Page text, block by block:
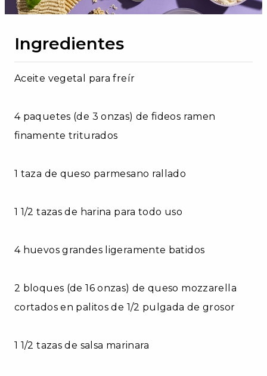
Ingredientes
Aceite vegetal para freír
4 paquetes (de 3 onzas) de fideos ramen
finamente triturados
1 taza de queso parmesano rallado
1 1/2 tazas de harina para todo uso
4 huevos grandes ligeramente batidos
2 bloques (de 16 onzas) de queso mozzarella
cortados en palitos de 1/2 pulgada de grosor
1 1/2 tazas de salsa marinara